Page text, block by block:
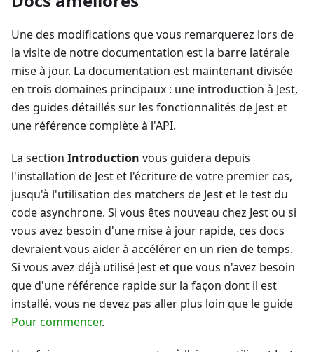
Une des modifications que vous remarquerez lors de
la visite de notre documentation est la barre latérale
mise à jour. La documentation est maintenant divisée
en trois domaines principaux : une introduction à Jest,
des guides détaillés sur les fonctionnalités de Jest et
une référence complète à l'API.
La section Introduction vous guidera depuis
l'installation de Jest et l'écriture de votre premier cas,
jusqu'à l'utilisation des matchers de Jest et le test du
code asynchrone. Si vous êtes nouveau chez Jest ou si
vous avez besoin d'une mise à jour rapide, ces docs
devraient vous aider à accélérer en un rien de temps.
Si vous avez déjà utilisé Jest et que vous n'avez besoin
que d'une référence rapide sur la façon dont il est
installé, vous ne devez pas aller plus loin que le guide
Pour commencer.